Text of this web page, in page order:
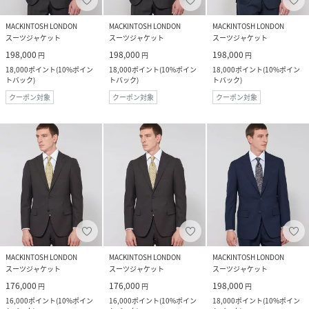
MACKINTOSH LONDON
スーツジャケット
198,000 円
18,000ポイント(10%ポイン
トバック)
クーポン対象
MACKINTOSH LONDON
スーツジャケット
198,000 円
18,000ポイント(10%ポイン
トバック)
クーポン対象
MACKINTOSH LONDON
スーツジャケット
198,000 円
18,000ポイント(10%ポイン
トバック)
クーポン対象
MACKINTOSH LONDON
スーツジャケット
176,000 円
16,000ポイント(10%ポイン
MACKINTOSH LONDON
スーツジャケット
176,000 円
16,000ポイント(10%ポイン
MACKINTOSH LONDON
スーツジャケット
198,000 円
18,000ポイント(10%ポイン